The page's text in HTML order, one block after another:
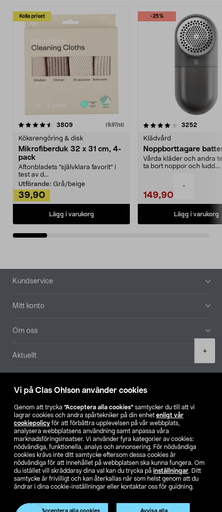
Vi på Clas Ohlson använder cookies
Genom att trycka ”Acceptera alla cookies” samtycker du till att vi
lagrar cookies och andra spårtekniker på din enhet enligt vår
cookiepolicy för att förbättra upplevelsen på vår webbplats,
analysera webbplatsens användning samt anpassa våra
marknadsföringsinsatser. Vi använder fyra kategorier av cookies:
nödvändiga, funktionella, analys och annonsering. För nödvändiga
cookies krävs inte ditt samtycke eftersom dessa cookies är
nödvändiga för att innehållet på webbplatsen ska kunna fungera. Om
du istället vill skräddarsy dina val kan du trycka på inställningar. Ditt
samtycke är frivilligt och kan återkallas när som helst genom att du
ändrar i dina cookie-inställningar eller kontaktar oss för guidning.
Acceptera alla cookies Avvisa alla
-
+
Kolla priset
3809recensioner (9,97/st)
Köksrengöring & disk
Mikrofiberduk 32 x 31 cm, 4-
pack
Aftonbladets "självklara favorit” i
test av d...
Utförande: Grå/beige
39,90
Lägg i varukorg
-25%
4.0av 5 stjärnor 3252
Klädvård
Noppborttagare
Vårda kläder och andra
ta bort noppor och ludd.
149,90
Lägg i varukorg
4.5av 5 stjärnor
Sidfot
Kundservice
Mitt konto
Om oss
Aktuellt
Hitta butik
SE NO FI
Ändra till priser exklusive moms